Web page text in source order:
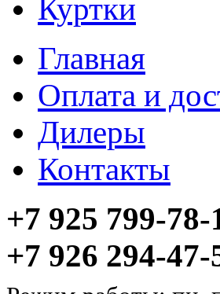
Куртки
Главная
Оплата и
Дилеры
Контакты
+7 925 799-78-
+7 926 294-47-